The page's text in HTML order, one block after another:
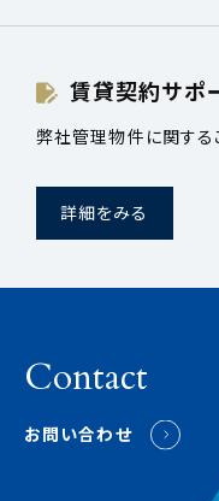
賃貸契約サポ
弊社管理物件に関する
詳細をみる
Contact
お問い合わせ